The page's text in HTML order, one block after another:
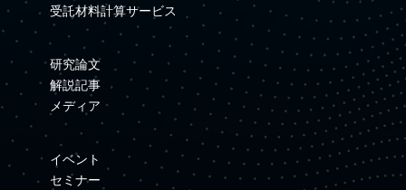
受託材料計算サービス
研究論文
解説記事
メディア
イベント
セミナー